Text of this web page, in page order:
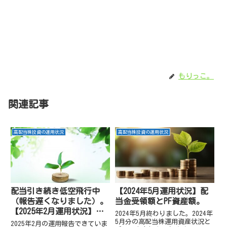
もりっこ。
関連記事
高配当株投資の運用状況
配当引き続き低空飛行中
（報告遅くなりました）。
【2025年2月運用状況】配
当金受領額とPF資産額。
2025年2月の運用報告できていま
高配当株投資の運用状況
【2024年5月運用状況】配
当金受領額とPF資産額。
2024年5月終わりました。2024年
5月分の高配当株運用資産状況と